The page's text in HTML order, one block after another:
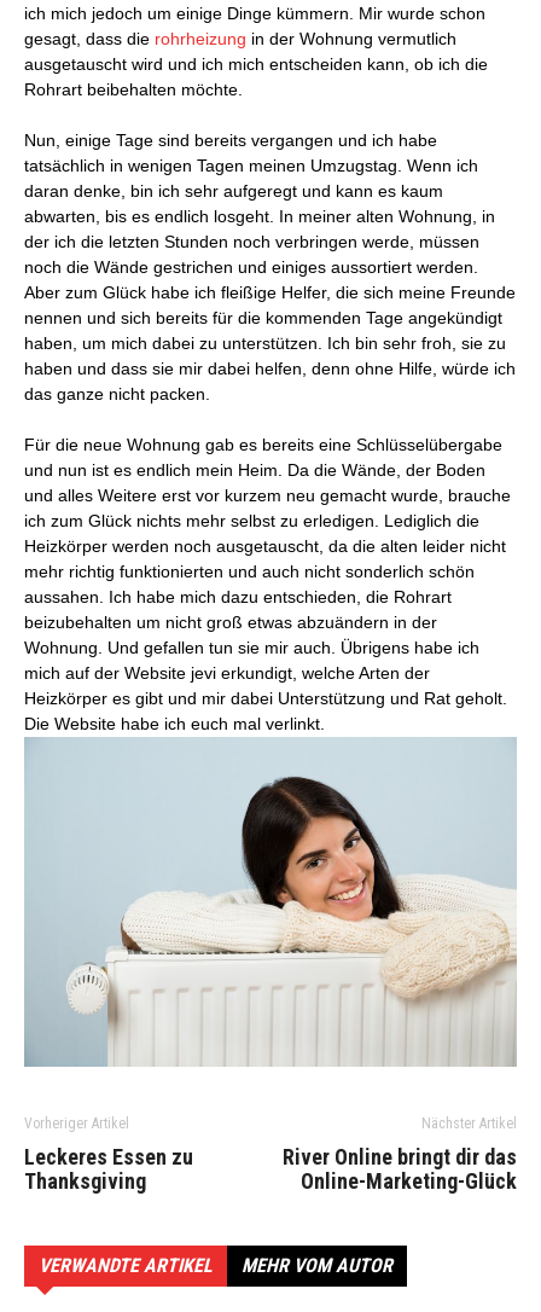
ich mich jedoch um einige Dinge kümmern. Mir wurde schon
gesagt, dass die rohrheizung in der Wohnung vermutlich
ausgetauscht wird und ich mich entscheiden kann, ob ich die
Rohrart beibehalten möchte.
Nun, einige Tage sind bereits vergangen und ich habe
tatsächlich in wenigen Tagen meinen Umzugstag. Wenn ich
daran denke, bin ich sehr aufgeregt und kann es kaum
abwarten, bis es endlich losgeht. In meiner alten Wohnung, in
der ich die letzten Stunden noch verbringen werde, müssen
noch die Wände gestrichen und einiges aussortiert werden.
Aber zum Glück habe ich fleißige Helfer, die sich meine Freunde
nennen und sich bereits für die kommenden Tage angekündigt
haben, um mich dabei zu unterstützen. Ich bin sehr froh, sie zu
haben und dass sie mir dabei helfen, denn ohne Hilfe, würde ich
das ganze nicht packen.
Für die neue Wohnung gab es bereits eine Schlüsselübergabe
und nun ist es endlich mein Heim. Da die Wände, der Boden
und alles Weitere erst vor kurzem neu gemacht wurde, brauche
ich zum Glück nichts mehr selbst zu erledigen. Lediglich die
Heizkörper werden noch ausgetauscht, da die alten leider nicht
mehr richtig funktionierten und auch nicht sonderlich schön
aussahen. Ich habe mich dazu entschieden, die Rohrart
beizubehalten um nicht groß etwas abzuändern in der
Wohnung. Und gefallen tun sie mir auch. Übrigens habe ich
mich auf der Website jevi erkundigt, welche Arten der
Heizkörper es gibt und mir dabei Unterstützung und Rat geholt.
Die Website habe ich euch mal verlinkt.
Vorheriger Artikel
Leckeres Essen zu
Thanksgiving
Nächster Artikel
River Online bringt dir das
Online-Marketing-Glück
VERWANDTE ARTIKEL MEHR VOM AUTOR